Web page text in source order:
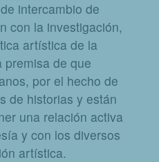
intercambio de
con la investigación,
artística de la
premisa de que
por el hecho de
de historias y están
una relación activa
y con los diversos
artística.